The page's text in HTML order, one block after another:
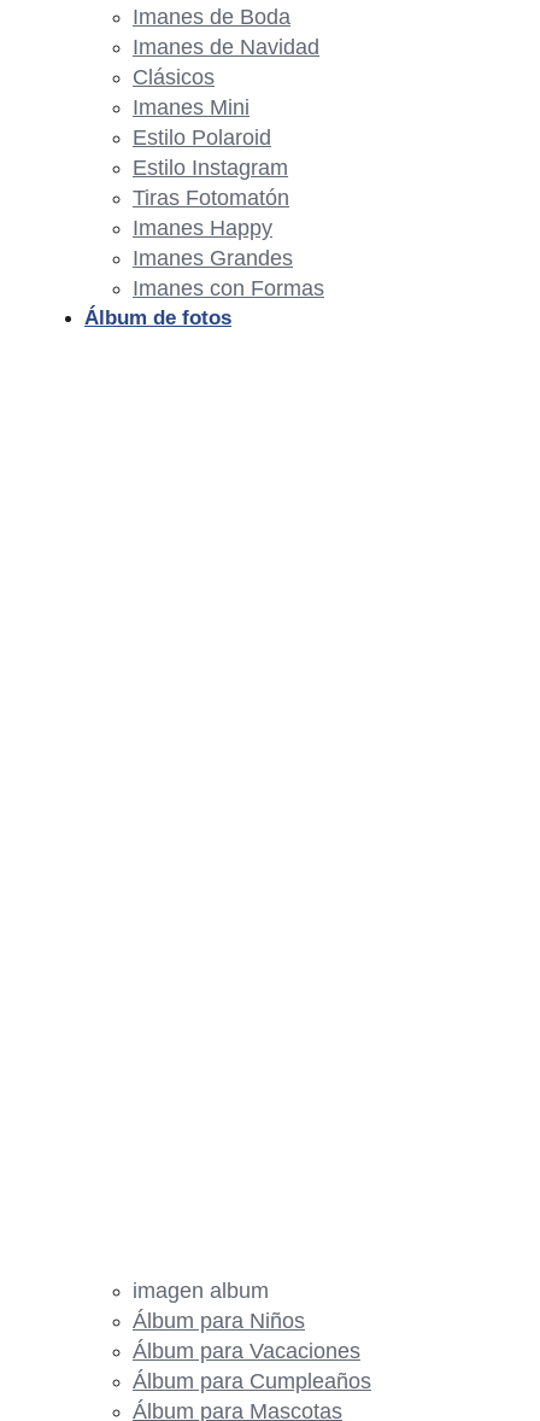
Imanes de Boda
Imanes de Navidad
Clásicos
Imanes Mini
Estilo Polaroid
Estilo Instagram
Tiras Fotomatón
Imanes Happy
Imanes Grandes
Imanes con Formas
Álbum de fotos
imagen album
Álbum para Niños
Álbum para Vacaciones
Álbum para Cumpleaños
Álbum para Mascotas